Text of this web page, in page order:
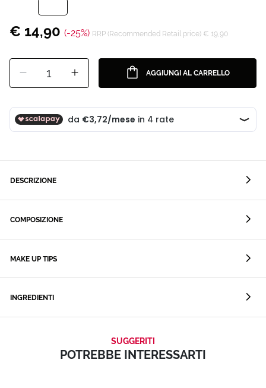
€ 14,90 (-25%) RRP (Recommended Retail price) € 19,90
1 AGGIUNGI AL CARRELLO
DESCRIZIONE
COMPOSIZIONE
MAKE UP TIPS
INGREDIENTI
SUGGERITI
POTREBBE INTERESSARTI